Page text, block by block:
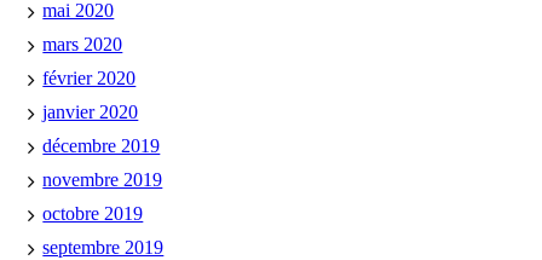
mai 2020
mars 2020
février 2020
janvier 2020
décembre 2019
novembre 2019
octobre 2019
septembre 2019